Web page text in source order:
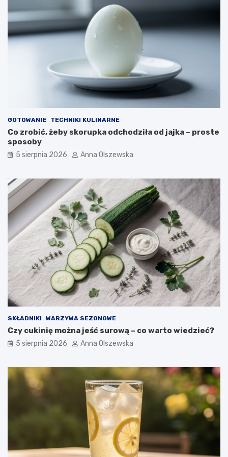
m
?
r
a
c
z
e
s
j
k
u
c
h
n
i
?
GOTOWANIE TECHNIKI KULINARNE
Co zrobić, żeby skorupka odchodziła od jajka – proste
sposoby
5 sierpnia 2026 Anna Olszewska
SKŁADNIKI WARZYWA SEZONOWE
Czy cukinię można jeść surową – co warto wiedzieć?
5 sierpnia 2026 Anna Olszewska